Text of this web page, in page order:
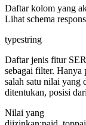
Daftar kolom yang
Lihat schema
typestring
Daftar jenis fitur
sebagai filter. Hanya
salah satu nilai yang
ditentukan, posisi
Nilai yang